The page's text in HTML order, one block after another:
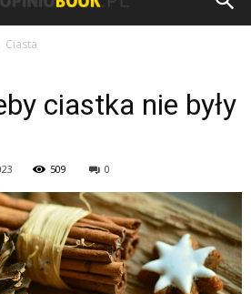
Ciasta
ciastka nie były
509 0